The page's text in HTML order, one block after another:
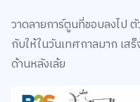
วาดลายการ์ตูนที่ชอบลงไป
กับให้ในวันเทศกาลมาก เส
ด้านหลังเล้ย